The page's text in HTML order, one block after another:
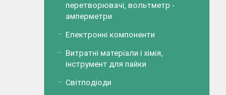
перетворювачі, вольтметр -
амперметри
Електронні компоненти
Витратні матеріали і хімія,
інструмент для пайки
Світлодіоди